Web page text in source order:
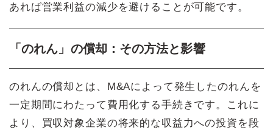
あれば営業利益の減少を避けることが可能です。
「のれん」の償却：その方法と影響
のれんの償却とは、M&Aによって発生したのれんを
一定期間にわたって費用化する手続きです。これに
より、買収対象企業の将来的な収益力への投資を段